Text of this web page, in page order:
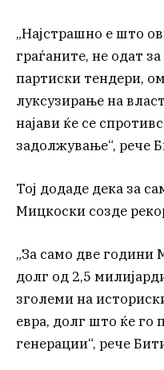
„Најстрашно е што
граѓаните, не одат
партиски тендери,
луксузирање на
најави ќе се
задолжување“, рече
Тој додаде дека за
Мицкоски созде
„За само две години
долг од 2,5
зголеми на
евра, долг што ќе го
генерации“, рече